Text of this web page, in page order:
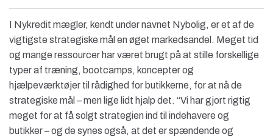
I Nykredit mægler, kendt under navnet Nybolig, er et af de
vigtigste strategiske mål en øget markedsandel. Meget tid
og mange ressourcer har været brugt på at stille forskellige
typer af træning, bootcamps, koncepter og
hjælpeværktøjer til rådighed for butikkerne, for at nå de
strategiske mål – men lige lidt hjalp det. “Vi har gjort rigtig
meget for at få solgt strategien ind til indehavere og
butikker – og de synes også, at det er spændende og